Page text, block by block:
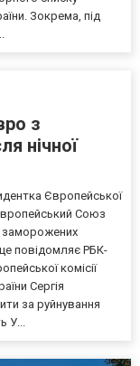
Зокрема, під
з
нічної
Європейської
Союз
заморожених
повідомляє РБК-
комісії
Сергія
за руйнування
У...